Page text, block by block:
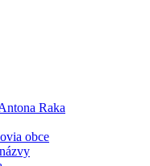
Raka
obce